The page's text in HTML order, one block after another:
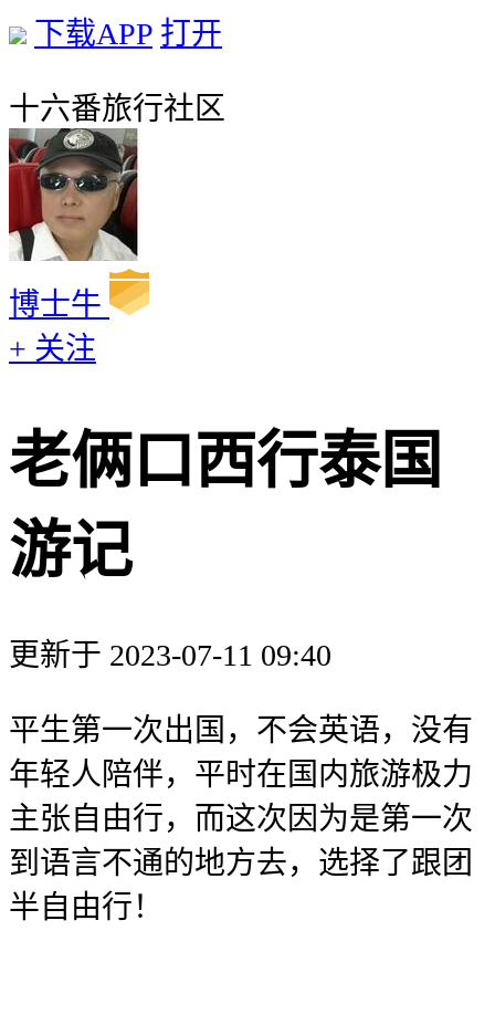
下载APP 打开
十六番旅行社区
博士牛
+ 关注
老俩口西行泰国
游记
更新于 2023-07-11 09:40
平生第一次出国，不会英语，没有
年轻人陪伴，平时在国内旅游极力
主张自由行，而这次因为是第一次
到语言不通的地方去，选择了跟团
半自由行！